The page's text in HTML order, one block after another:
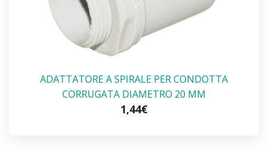
ADATTATORE A SPIRALE PER CONDOTTA
CORRUGATA DIAMETRO 20 MM
1,44€